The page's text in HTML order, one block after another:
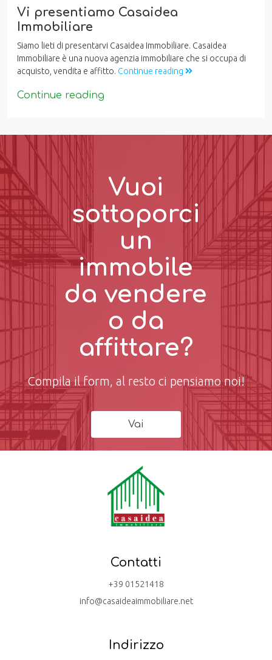
Vi presentiamo Casaidea
Immobiliare
Siamo lieti di presentarvi Casaidea Immobiliare. Casaidea
Immobiliare è una nuova agenzia immobiliare che si occupa di
acquisto, vendita e affitto. Continue reading
Continue reading
Vuoi
sottoporci
un
immobile
da vendere
o da
affittare?
Compila il form, al resto ci pensiamo noi!
Vai
Contatti
+39 01521418
info@casaideaimmobiliare.net
Indirizzo